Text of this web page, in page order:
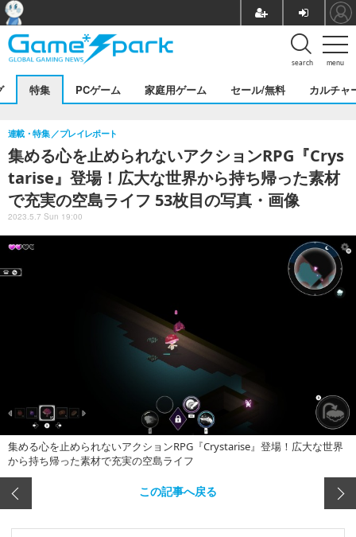
menu
search
特集 PCゲーム 家庭用ゲーム セール/無料 カルチャ
集める心を止められないアクションRPG『Crys
tarise』登場！広大な世界から持ち帰った素材
で充実の空島ライフ 53枚目の写真・画像
連載・特集 プレイレポート
2023.5.7 Sun 19:00
集める心を止められないアクションRPG『Crystarise』登場！広大な世界
から持ち帰った素材で充実の空島ライフ
この記事へ戻る